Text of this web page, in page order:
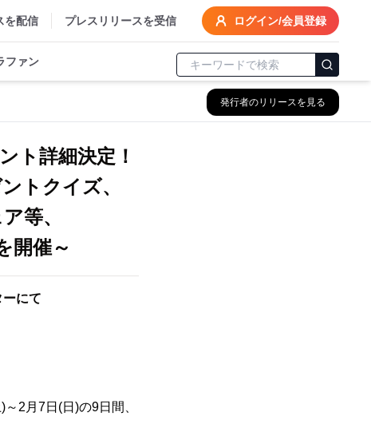
を配信 プレスリリースを受信 ログイン/会員登録
ファン
発行者のリリースを見る
ト詳細決定！
トクイズ、
等、
開催～
にて
2月7日(日)の9日間、